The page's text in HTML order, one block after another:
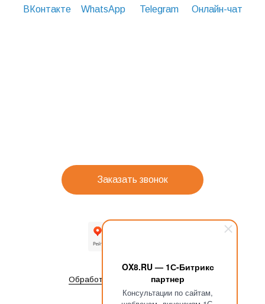
OX8.RU — 1С-Битрикс
партнер
Консультации по сайтам,
ВКонтакте WhatsApp Telegram Онлайн-чат
Заказать звонок
Обработка персональных данных